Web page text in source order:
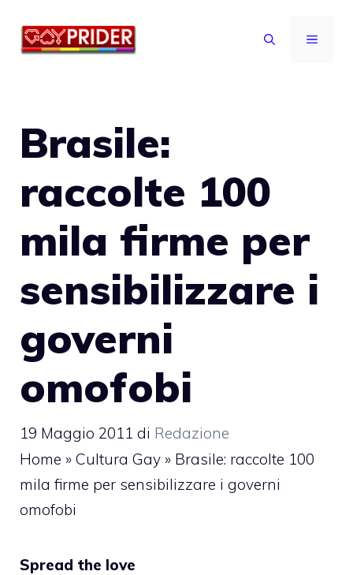
MENU
Brasile:
raccolte 100
mila firme per
sensibilizzare i
governi
omofobi
19 Maggio 2011 di Redazione
Home » Cultura Gay » Brasile: raccolte 100
mila firme per sensibilizzare i governi
omofobi
Spread the love